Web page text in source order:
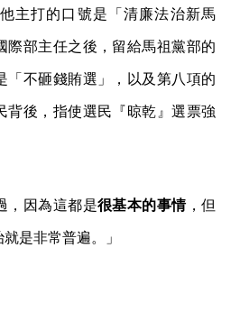
主打的口號是「清廉法治新馬
際部主任之後，留給馬祖黨部的
「不砸錢賄選」，以及第八項的
背後，指使選民『晾乾』選票強
，因為這都是很基本的事情，但
是非常普遍。」